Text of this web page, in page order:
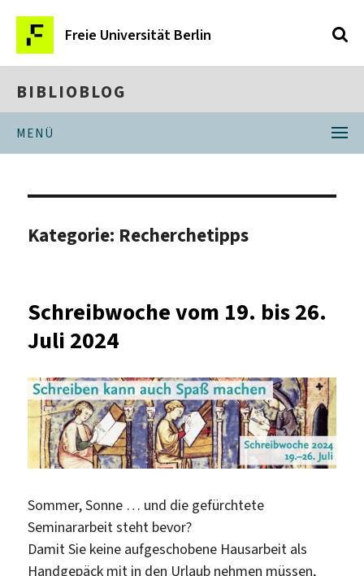
Freie Universität Berlin
BIBLIOBLOG
MENÜ
Kategorie: Recherchetipps
Schreibwoche vom 19. bis 26.
Juli 2024
Sommer, Sonne … und die gefürchtete
Seminararbeit steht bevor?
Damit Sie keine aufgeschobene Hausarbeit als
Handgepäck mit in den Urlaub nehmen müssen,